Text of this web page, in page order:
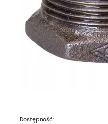
Dostępność: